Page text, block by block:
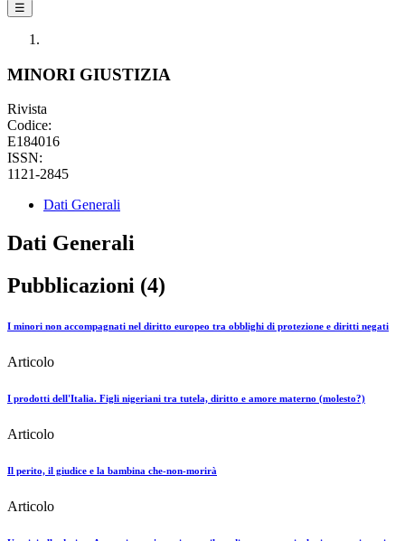
☰
MINORI GIUSTIZIA
Rivista
Codice:
E184016
ISSN:
1121-2845
Dati Generali
Dati Generali
Pubblicazioni (4)
I minori non accompagnati nel diritto europeo tra obblighi di protezione e diritti negati
Articolo
I prodotti dell'Italia. Figli nigeriani tra tutela, diritto e amore materno (molesto?)
Articolo
Il perito, il giudice e la bambina che-non-morirà
Articolo